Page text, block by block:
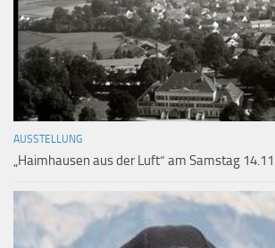
AUSSTELLUNG
„Haimhausen aus der Luft“ am Samstag